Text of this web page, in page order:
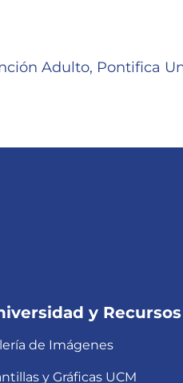
Adulto, Pontifica
y Recursos
de Imágenes
y Gráficas UCM